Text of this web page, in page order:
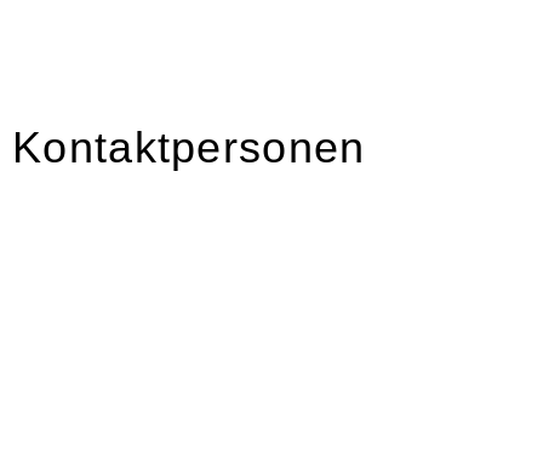
Kontaktpersonen